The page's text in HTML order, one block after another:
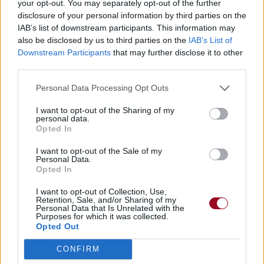
your opt-out. You may separately opt-out of the further
disclosure of your personal information by third parties on the
IAB’s list of downstream participants. This information may
also be disclosed by us to third parties on the IAB’s List of
Downstream Participants that may further disclose it to other
Personal Data Processing Opt Outs
I want to opt-out of the Sharing of my
personal data.
Opted In
I want to opt-out of the Sale of my
Personal Data.
Opted In
I want to opt-out of Collection, Use,
Retention, Sale, and/or Sharing of my
Personal Data that Is Unrelated with the
Purposes for which it was collected.
Opted Out
CONFIRM
Concert/Live
⇑
Paroles + Traduction Téléchargement
Vidéos
Dire «merci» pour cette traduction Corriger une erreur